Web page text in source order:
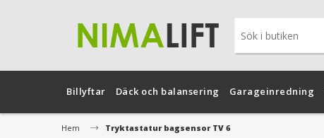
Billyftar Däck och balansering Garageinredning
Hem Tryktastatur bagsensor TV 6